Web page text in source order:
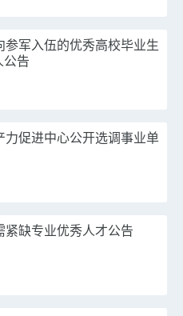
军入伍的优秀高校毕业生
公告
力促进中心公开选调事业单
紧缺专业优秀人才公告